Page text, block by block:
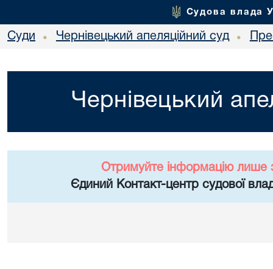
Судова влада
Суди • Чернівецький апеляційний суд •
Чернівецький
Отримуйте інформацію лише
Єдиний Контакт-центр судової